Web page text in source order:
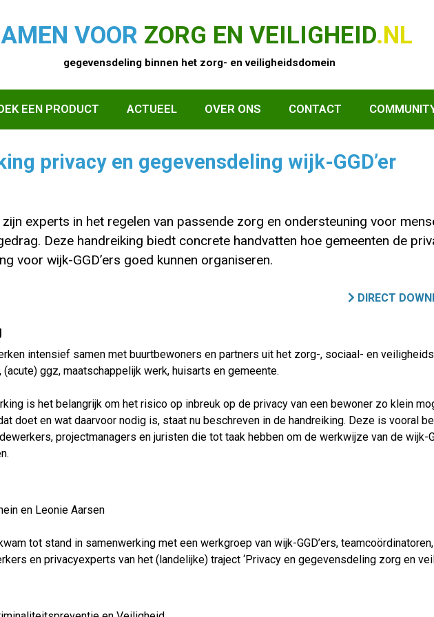
VOOR ZORG EN VEILIGHEID.NL
gegevensdeling binnen het zorg- en veiligheidsdomein
EEN PRODUCT ACTUEEL OVER ONS CONTACT
privacy en gegevensdeling wijk-GGD’er
zijn experts in het regelen van passende zorg en ondersteuning voor
Deze handreiking biedt concrete handvatten hoe gemeenten de
voor wijk-GGD’ers goed kunnen organiseren.
DIRECT
intensief samen met buurtbewoners en partners uit het zorg-, sociaal- en
ggz, maatschappelijk werk, huisarts en gemeente.
is het belangrijk om het risico op inbreuk op de privacy van een bewoner zo klein
doet en wat daarvoor nodig is, staat nu beschreven in de handreiking. Deze is vooral
projectmanagers en juristen die tot taak hebben om de werkwijze van de wijk-
en Leonie Aarsen
tot stand in samenwerking met een werkgroep van wijk-GGD’ers, teamcoördinatoren,
en privacyexperts van het (landelijke) traject ‘Privacy en gegevensdeling zorg en